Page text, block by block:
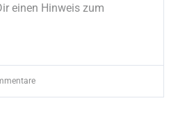
einen Hinweis zum